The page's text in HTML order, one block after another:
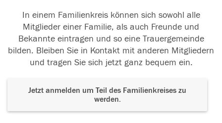
In einem Familienkreis können sich sowohl alle
Mitglieder einer Familie, als auch Freunde und
Bekannte eintragen und so eine Trauergemeinde
bilden. Bleiben Sie in Kontakt mit anderen Mitgliedern
und tragen Sie sich jetzt ganz bequem ein.
Jetzt anmelden um Teil des Familienkreises zu
werden.